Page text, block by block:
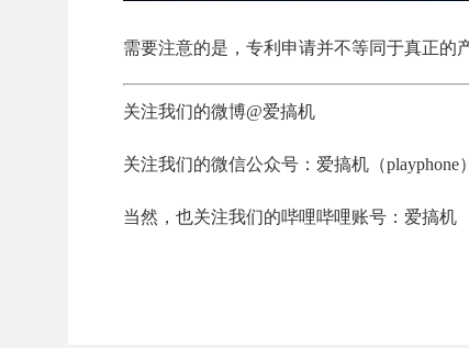
需要注意的是，专利申请并不等同于真正的
关注我们的微博@爱搞机
关注我们的微信公众号：爱搞机（playphone）
当然，也关注我们的哔哩哔哩账号：爱搞机